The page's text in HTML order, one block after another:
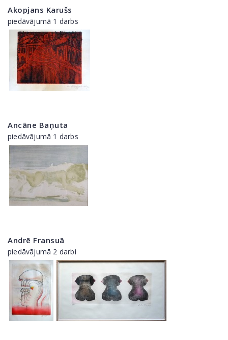
Akopjans Karušs
piedāvājumā 1 darbs
Ancāne Baņuta
piedāvājumā 1 darbs
Andrē Fransuā
piedāvājumā 2 darbi